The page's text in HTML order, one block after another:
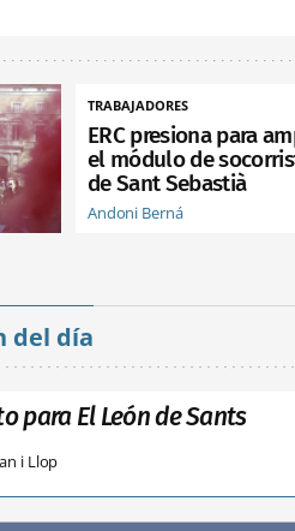
TRABAJADORES
ERC presiona para
el módulo de
de Sant Sebastià
Andoni Berná
del día
para El León de Sants
i Llop